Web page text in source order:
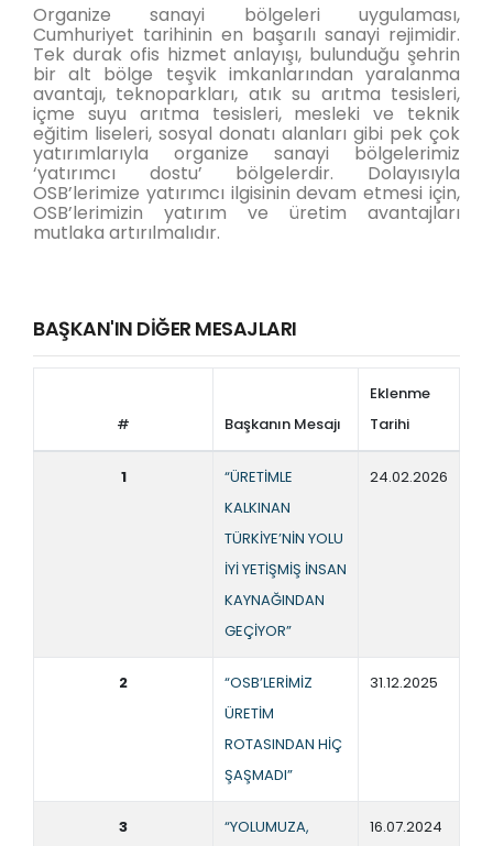
Organize sanayi bölgeleri uygulaması,
Cumhuriyet tarihinin en başarılı sanayi rejimidir.
Tek durak ofis hizmet anlayışı, bulunduğu şehrin
bir alt bölge teşvik imkanlarından yaralanma
avantajı, teknoparkları, atık su arıtma tesisleri,
içme suyu arıtma tesisleri, mesleki ve teknik
eğitim liseleri, sosyal donatı alanları gibi pek çok
yatırımlarıyla organize sanayi bölgelerimiz
‘yatırımcı dostu’ bölgelerdir. Dolayısıyla
OSB’lerimize yatırımcı ilgisinin devam etmesi için,
OSB’lerimizin yatırım ve üretim avantajları
mutlaka artırılmalıdır.
BAŞKAN'IN DİĞER MESAJLARI
# Başkanın Mesajı
Eklenme
Tarihi
1
“ÜRETİMLE
KALKINAN
TÜRKİYE’NİN YOLU
İYİ YETİŞMİŞ İNSAN
KAYNAĞINDAN
GEÇİYOR”
24.02.2026
2
“OSB’LERİMİZ
ÜRETİM
ROTASINDAN HİÇ
ŞAŞMADI”
31.12.2025
3 “YOLUMUZA, 16.07.2024